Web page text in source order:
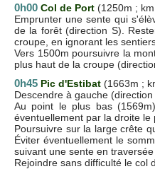
0h00 Col de Port (1250m ;
Emprunter une sente qui
de la forêt (direction S).
croupe, en ignorant les
Vers 1500m poursuivre la
plus haut de la croupe
0h45 Pic d'Estibat (1663m ;
Descendre à gauche
Au point le plus bas
éventuellement par la droite le
Poursuivre sur la large crête
Éviter éventuellement le
suivant une sente en traversée
Rejoindre sans difficulté le col